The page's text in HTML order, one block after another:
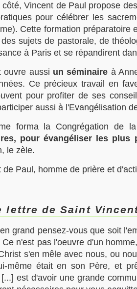
côté, Vincent de Paul propose des
pour célébrer les
Cette formation préparatoire
sujets de pastorale, de
à Paris et se répandirent
ouvre aussi un séminaire à
Ce précieux travail en
pour profiter de ses
aussi à l'Evangélisation
forma la Congrégation de
pour évangéliser les plus
le zèle.
de Paul, homme de prière et
lettre de Saint
grand pensez-vous que soit
Ce n'est pas l'oeuvre d'un
s'en mêle avec nous, ou
même était en son Père, et
est d'avoir une grande